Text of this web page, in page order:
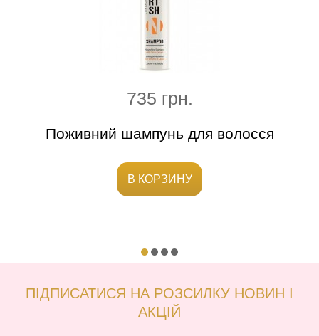
735 грн.
Поживний шампунь для волосся
В КОРЗИНУ
ПІДПИСАТИСЯ НА РОЗСИЛКУ НОВИН І
АКЦІЙ